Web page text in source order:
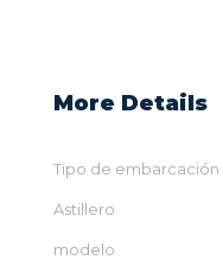
More Details
Tipo de embarcación
Astillero
modelo